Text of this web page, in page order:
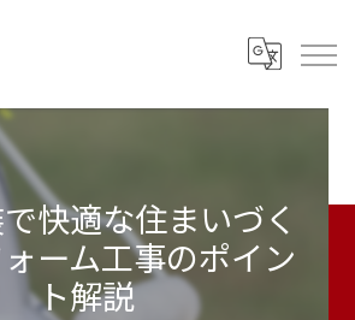
快適な住まいづく
ーム工事のポイン
ト解説